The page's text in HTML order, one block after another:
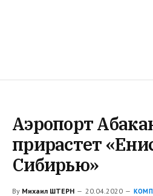
Аэропорт
прирастет
Сибирью»
By Михаил ШТЕРН 20.04.2020